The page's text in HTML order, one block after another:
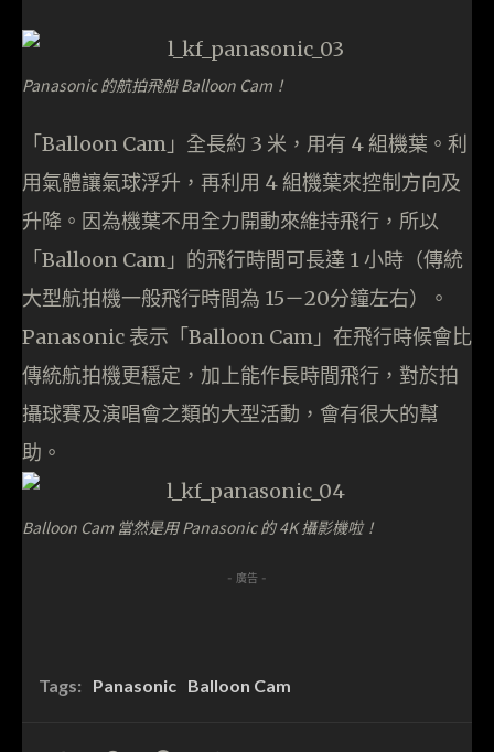
Panasonic 的航拍飛船 Balloon Cam！
「Balloon Cam」全長約 3 米，用有 4 組機葉。利
用氣體讓氣球浮升，再利用 4 組機葉來控制方向及
升降。因為機葉不用全力開動來維持飛行，所以
「Balloon Cam」的飛行時間可長達 1 小時（傳統
大型航拍機一般飛行時間為 15－20分鐘左右）。
Panasonic 表示「Balloon Cam」在飛行時候會比
傳統航拍機更穩定，加上能作長時間飛行，對於拍
攝球賽及演唱會之類的大型活動，會有很大的幫
助。
Balloon Cam 當然是用 Panasonic 的 4K 攝影機啦！
- 廣告 -
Tags: Panasonic Balloon Cam